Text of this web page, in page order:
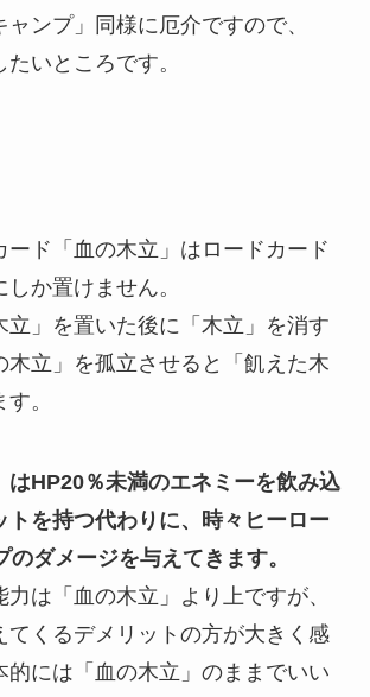
ャンプ」同様に厄介ですので、
たいところです。
ード「血の木立」はロードカード
しか置けません。
立」を置いた後に「木立」を消す
木立」を孤立させると「飢えた木
す。
はHP20％未満のエネミーを飲み込
トを持つ代わりに、時々ヒーロー
のダメージを与えてきます。
は「血の木立」より上ですが、
てくるデメリットの方が大きく感
的には「血の木立」のままでいい